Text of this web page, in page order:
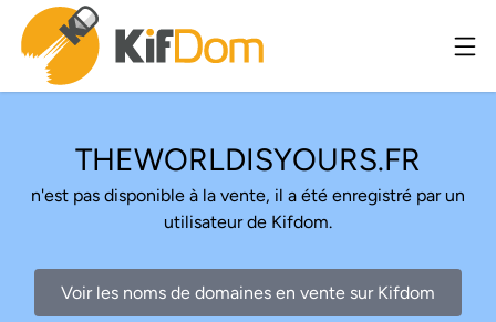
THEWORLDISYOURS.FR
n'est pas disponible à la vente, il a été enregistré par un
utilisateur de Kifdom.
Voir les noms de domaines en vente sur Kifdom